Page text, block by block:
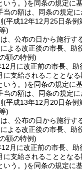
いう。)を同条の規定に
当の額は、同条の規定
(平成12年12月25日条例
)
、公布の日から施行す
よる改正後の市長、助
額の特例)
月に改正前の市長、
に支給されることとな
いう。)を同条の規定に
当の額は、同条の規定
(平成13年12月20日条例
)
、公布の日から施行す
よる改正後の市長、助
額の特例)
月に改正前の市長、
に支給されることとな
いう。)を同条の規定に